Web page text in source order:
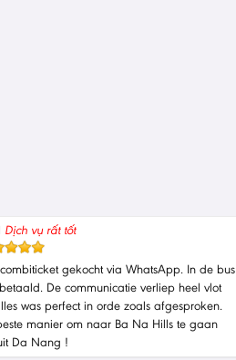
Dịch vụ rất tốt
gekocht via WhatsApp. In de bus
De communicatie verliep heel vlot
was perfect in orde zoals afgesproken.
manier om naar Ba Na Hills te gaan
Da Nang !